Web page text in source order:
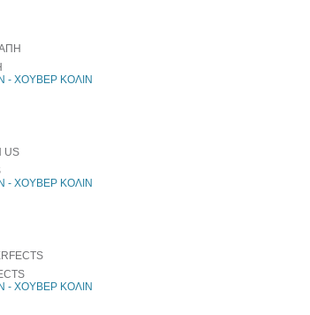
- ΧΟΥΒΕΡ ΚΟΛΙΝ
- ΧΟΥΒΕΡ ΚΟΛΙΝ
- ΧΟΥΒΕΡ ΚΟΛΙΝ